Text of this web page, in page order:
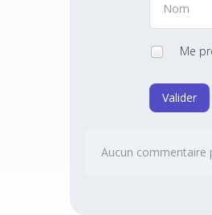
Me
Valider
Aucun commentaire